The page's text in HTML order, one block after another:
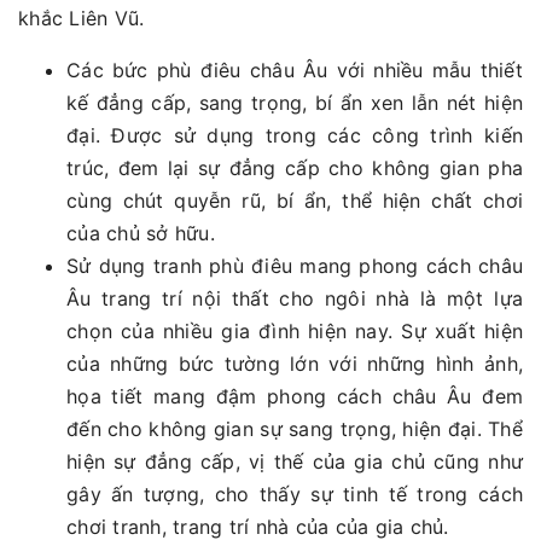
khắc Liên Vũ.
Các bức phù điêu châu Âu với nhiều mẫu thiết
kế đẳng cấp, sang trọng, bí ẩn xen lẫn nét hiện
đại. Được sử dụng trong các công trình kiến
trúc, đem lại sự đẳng cấp cho không gian pha
cùng chút quyễn rũ, bí ẩn, thể hiện chất chơi
của chủ sở hữu.
Sử dụng tranh phù điêu mang phong cách châu
Âu trang trí nội thất cho ngôi nhà là một lựa
chọn của nhiều gia đình hiện nay. Sự xuất hiện
của những bức tường lớn với những hình ảnh,
họa tiết mang đậm phong cách châu Âu đem
đến cho không gian sự sang trọng, hiện đại. Thể
hiện sự đẳng cấp, vị thế của gia chủ cũng như
gây ấn tượng, cho thấy sự tinh tế trong cách
chơi tranh, trang trí nhà của của gia chủ.